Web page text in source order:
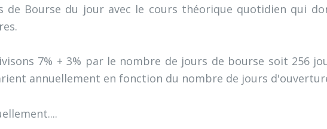
de Bourse du jour avec le cours théorique quotidien qui
7% + 3% par le nombre de jours de bourse soit 256
annuellement en fonction du nombre de jours